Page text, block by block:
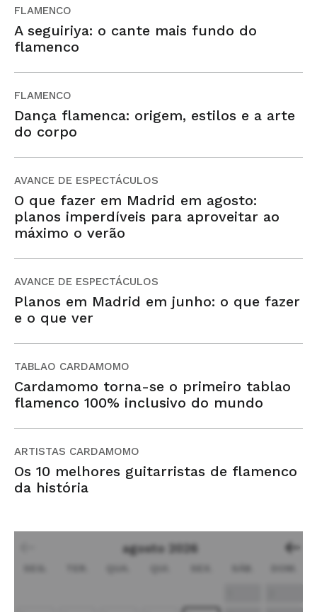
FLAMENCO
A seguiriya: o cante mais fundo do
flamenco
FLAMENCO
Dança flamenca: origem, estilos e a arte
do corpo
AVANCE DE ESPECTÁCULOS
O que fazer em Madrid em agosto:
planos imperdíveis para aproveitar ao
máximo o verão
AVANCE DE ESPECTÁCULOS
Planos em Madrid em junho: o que fazer
e o que ver
TABLAO CARDAMOMO
Cardamomo torna-se o primeiro tablao
flamenco 100% inclusivo do mundo
ARTISTAS CARDAMOMO
Os 10 melhores guitarristas de flamenco
da história